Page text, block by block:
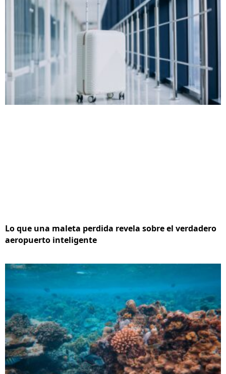
Lo que una maleta perdida revela sobre el verdadero
aeropuerto inteligente